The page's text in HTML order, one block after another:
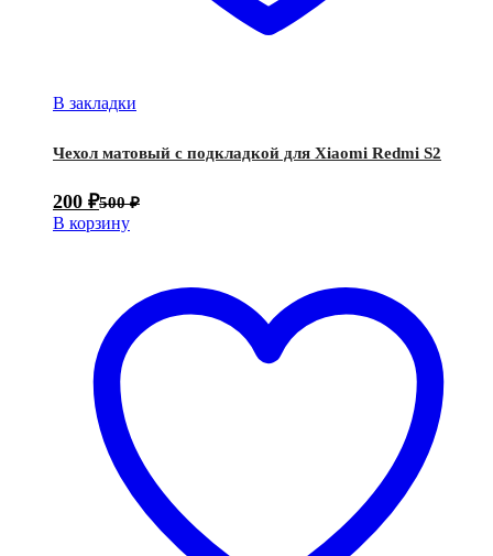
В закладки
Чехол матовый с подкладкой для Xiaomi Redmi S2
200 ₽500₽
В корзину